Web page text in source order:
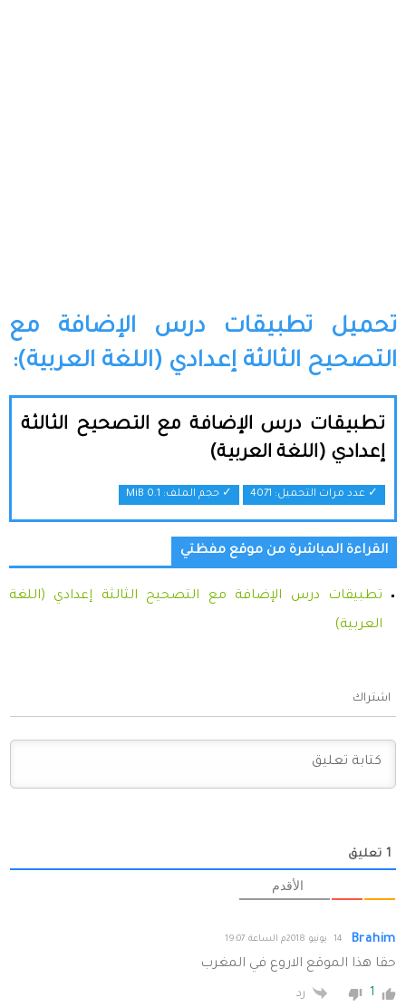
تحميل تطبيقات درس الإضافة مع
التصحيح الثالثة إعدادي (اللغة العربية):
تطبيقات درس الإضافة مع التصحيح الثالثة
إعدادي (اللغة العربية)
✓ عدد مرات التحميل: 4071 ✓ حجم الملف: 0.1 MiB
القراءة المباشرة من موقع مفظتي
تطبيقات درس الإضافة مع التصحيح الثالثة إعدادي (اللغة
العربية)
اشتراك
1 تعليق
الأقدم
Brahim 14 يونيو 2018م الساعة 19:07
حقا هذا الموقع الاروع في المغرب
1 رد